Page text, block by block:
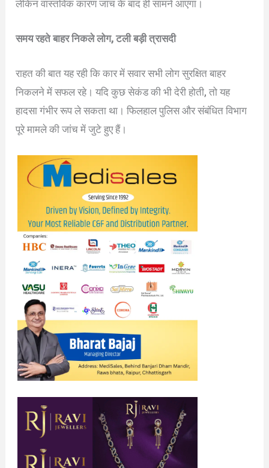
लेकिन वास्तविक कारण जांच के बाद ही सामने आएगा।
समय रहते बाहर निकले लोग, टली बड़ी त्रासदी
राहत की बात यह रही कि कार में सवार सभी लोग सुरक्षित बाहर
निकलने में सफल रहे। यदि कुछ सेकंड की भी देरी होती, तो यह
हादसा गंभीर रूप ले सकता था। फिलहाल पुलिस और संबंधित विभाग
पूरे मामले की जांच में जुटे हुए हैं।